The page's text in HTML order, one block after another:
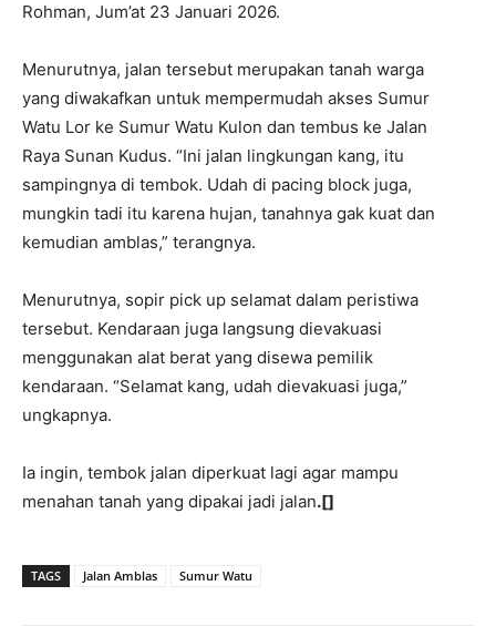
Rohman, Jum’at 23 Januari 2026.
Menurutnya, jalan tersebut merupakan tanah warga
yang diwakafkan untuk mempermudah akses Sumur
Watu Lor ke Sumur Watu Kulon dan tembus ke Jalan
Raya Sunan Kudus. “Ini jalan lingkungan kang, itu
sampingnya di tembok. Udah di pacing block juga,
mungkin tadi itu karena hujan, tanahnya gak kuat dan
kemudian amblas,” terangnya.
Menurutnya, sopir pick up selamat dalam peristiwa
tersebut. Kendaraan juga langsung dievakuasi
menggunakan alat berat yang disewa pemilik
kendaraan. “Selamat kang, udah dievakuasi juga,”
ungkapnya.
Ia ingin, tembok jalan diperkuat lagi agar mampu
menahan tanah yang dipakai jadi jalan.[]
TAGS Jalan Amblas Sumur Watu